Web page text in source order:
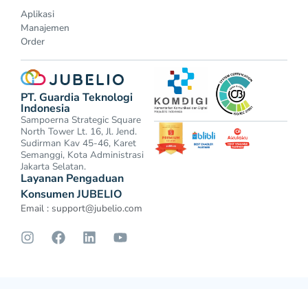
Aplikasi
Manajemen
Order
PT. Guardia Teknologi
Indonesia
Sampoerna Strategic Square
North Tower Lt. 16, Jl. Jend.
Sudirman Kav 45-46, Karet
Semanggi, Kota Administrasi
Jakarta Selatan.
Layanan Pengaduan
Konsumen JUBELIO
Email : support@jubelio.com